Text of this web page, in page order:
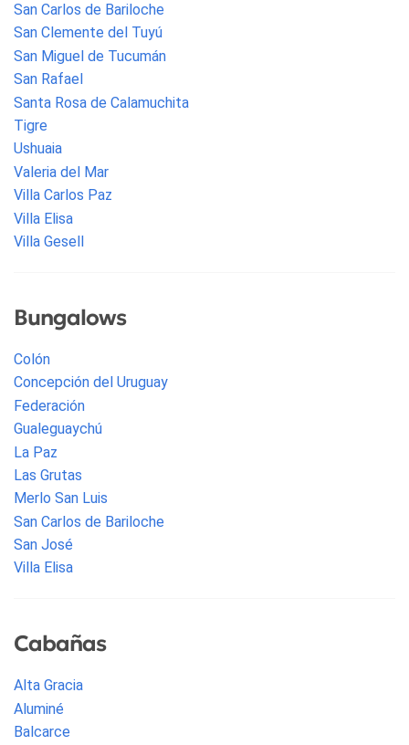
San Carlos de Bariloche
San Clemente del Tuyú
San Miguel de Tucumán
San Rafael
Santa Rosa de Calamuchita
Tigre
Ushuaia
Valeria del Mar
Villa Carlos Paz
Villa Elisa
Villa Gesell
Bungalows
Colón
Concepción del Uruguay
Federación
Gualeguaychú
La Paz
Las Grutas
Merlo San Luis
San Carlos de Bariloche
San José
Villa Elisa
Cabañas
Alta Gracia
Aluminé
Balcarce